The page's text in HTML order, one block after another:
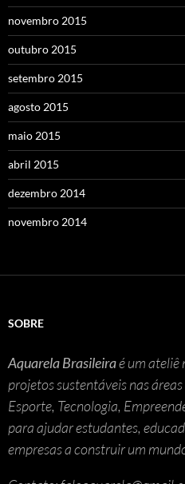
novembro 2015
outubro 2015
setembro 2015
agosto 2015
maio 2015
abril 2015
dezembro 2014
novembro 2014
SOBRE
Aquarela Brasileiraé um ateliê
projetos sustentáveis nas
Esporte, Tecnologia,
para ajudar estudantes,
empresas a construir um